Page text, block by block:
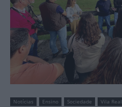
Notícias Ensino Sociedade Vila Real